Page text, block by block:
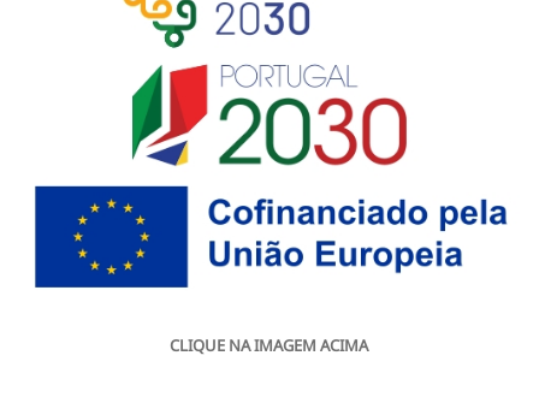
CLIQUE NA IMAGEM ACIMA